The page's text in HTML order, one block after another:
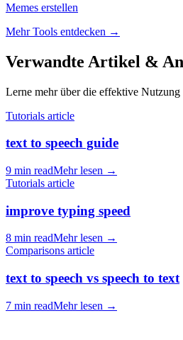
Memes erstellen
Mehr Tools entdecken →
Verwandte Artikel &
Lerne mehr über die effektive
Tutorials article
text to speech guide
9 min readMehr lesen →
Tutorials article
improve typing speed
8 min readMehr lesen →
Comparisons article
text to speech vs speech to text
7 min readMehr lesen →